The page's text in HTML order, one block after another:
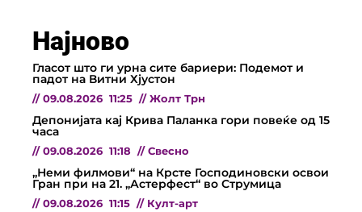
Најново
Гласот што ги урна сите бариери: Подемот и
падот на Витни Хјустон
// 09.08.2026 11:25 // Жолт Трн
Депонијата кај Крива Паланка гори повеќе од 15
часа
// 09.08.2026 11:18 // Свесно
„Неми филмови“ на Крсте Господиновски освои
Гран при на 21. „Астерфест“ во Струмица
// 09.08.2026 11:15 // Култ-арт